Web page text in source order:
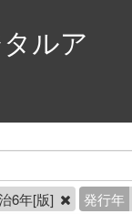
ルア
6年[版]
発行年